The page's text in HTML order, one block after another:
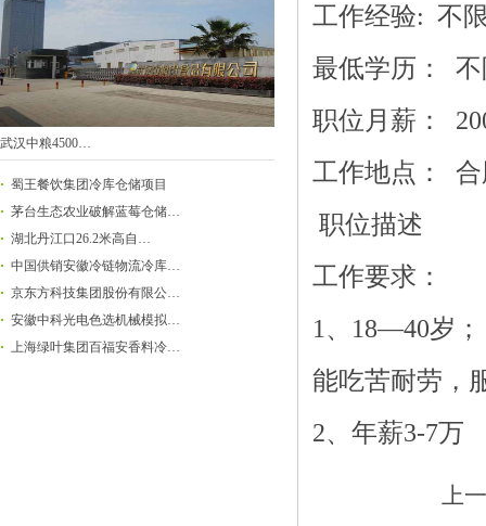
武汉中粮4500…
蜀王餐饮集团冷库仓储项目
茅台生态农业破解蓝莓仓储…
湖北丹江口26.2米高自…
中国供销安徽冷链物流冷库…
京东方科技集团股份有限公…
安徽中科光电色选机械模拟…
上海绿叶集团百福安香料冷…
工作经验: 不
最低学历：
职位月薪：
工作地点：
职位描述
工作要求：
1、18—40岁；
能吃苦耐劳，
2、年薪3-7万
上